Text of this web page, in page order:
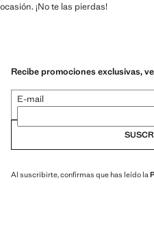
ocasión. ¡No te las pierdas!
Recibe promociones exclusivas,
E-mail
Al suscribirte, confirmas que has leído la